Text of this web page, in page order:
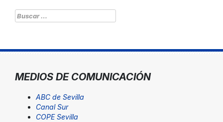
Buscar:
MEDIOS DE COMUNICACIÓN
ABC de Sevilla
Canal Sur
COPE Sevilla